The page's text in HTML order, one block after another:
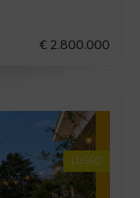
€ 2.800.000
LUSSO